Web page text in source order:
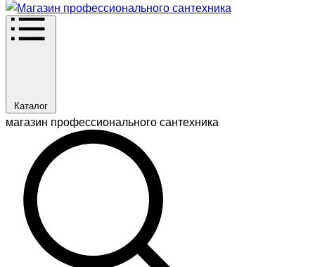
Каталог
магазин профессионального сантехника